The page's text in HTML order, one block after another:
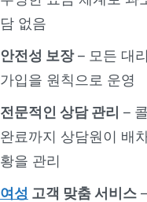
담 없음
안전성 보장– 모든 대
가입을 원칙으로 운영
전문적인 상담 관리 –
완료까지 상담원이 배
황을 관리
여성 고객 맞춤 서비스